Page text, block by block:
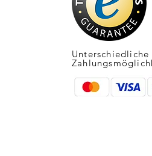
Unterschiedliche